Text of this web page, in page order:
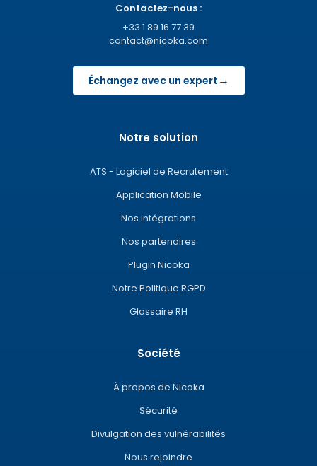
Contactez-nous :
+33 1 89 16 77 39
contact@nicoka.com
Échangez avec un expert →
Notre solution
ATS - Logiciel de Recrutement
Application Mobile
Nos intégrations
Nos partenaires
Plugin Nicoka
Notre Politique RGPD
Glossaire RH
Société
À propos de Nicoka
Sécurité
Divulgation des vulnérabilités
Nous rejoindre